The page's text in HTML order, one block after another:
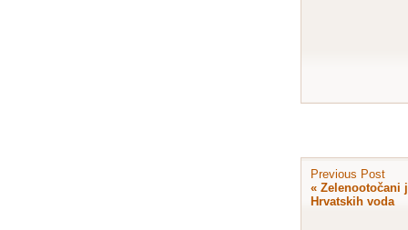
Previous Post
« Zelenootočani
Hrvatskih voda